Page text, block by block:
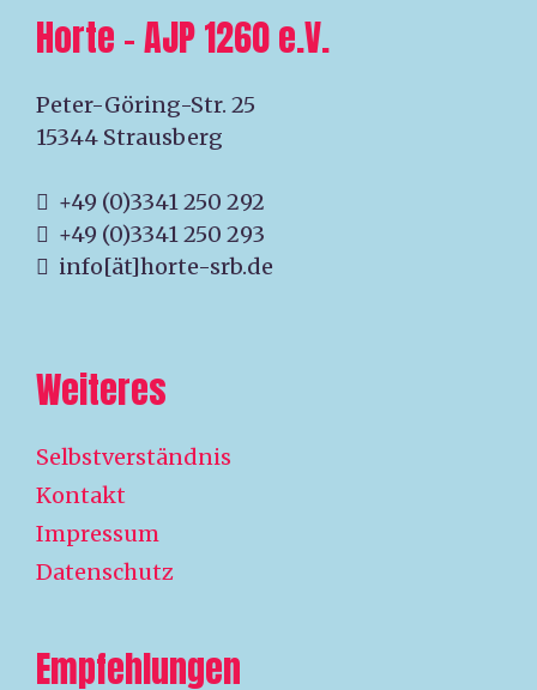
Horte – AJP 1260 e.V.
Peter-Göring-Str. 25
15344 Strausberg
+49 (0)3341 250 292
+49 (0)3341 250 293
info[ät]horte-srb.de
Weiteres
Selbstverständnis
Kontakt
Impressum
Datenschutz
Empfehlungen